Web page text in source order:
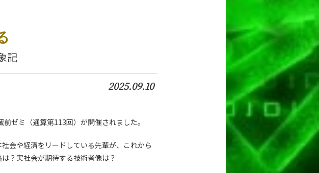
記
2025.09.10
ゼミ（通算第113回）が開催されました。
会や経済をリードしている先輩が、これから
？実社会が期待する技術者像は？